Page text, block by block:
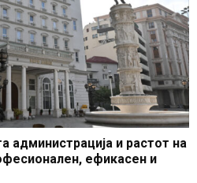
администрација и растот на
ефикасен и